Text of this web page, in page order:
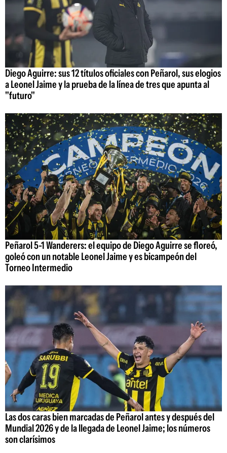
Diego Aguirre: sus 12 títulos oficiales con Peñarol, sus elogios
a Leonel Jaime y la prueba de la línea de tres que apunta al
"futuro"
Peñarol 5-1 Wanderers: el equipo de Diego Aguirre se floreó,
goleó con un notable Leonel Jaime y es bicampeón del
Torneo Intermedio
Las dos caras bien marcadas de Peñarol antes y después del
Mundial 2026 y de la llegada de Leonel Jaime; los números
son clarísimos